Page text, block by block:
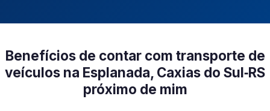
Benefícios de contar com transporte de
veículos na Esplanada, Caxias do Sul‑RS
próximo de mim